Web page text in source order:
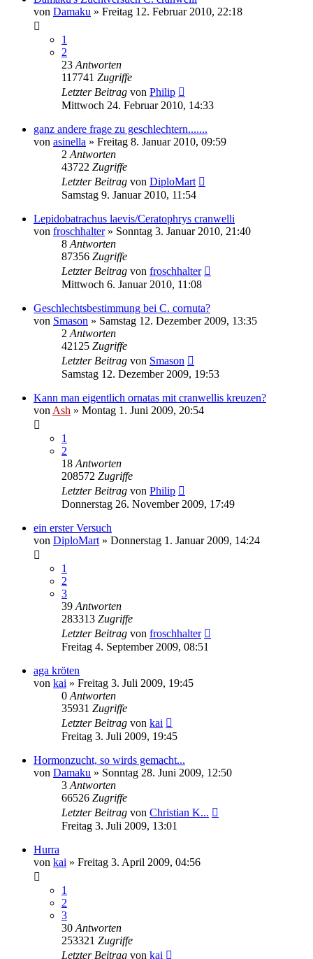
von Damaku » Freitag 12. Februar 2010, 22:18
1
2
23 Antworten
117741 Zugriffe
Letzter Beitrag von Philip
Mittwoch 24. Februar 2010, 14:33
ganz andere frage zu geschlechtern.......
von asinella » Freitag 8. Januar 2010, 09:59
2 Antworten
43722 Zugriffe
Letzter Beitrag von DiploMart
Samstag 9. Januar 2010, 11:54
Lepidobatrachus laevis/Ceratophrys cranwelli
von froschhalter» Sonntag 3. Januar 2010, 21:40
8 Antworten
87356 Zugriffe
Letzter Beitrag von froschhalter
Mittwoch 6. Januar 2010, 11:08
Geschlechtsbestimmung bei C. cornuta?
von Smason » Samstag 12. Dezember 2009, 13:35
2 Antworten
42125 Zugriffe
Letzter Beitrag von Smason
Samstag 12. Dezember 2009, 19:53
Kann man eigentlich ornatas mit cranwellis kreuzen?
von Ash » Montag 1. Juni 2009, 20:54
1
2
18 Antworten
208572 Zugriffe
Letzter Beitrag von Philip
Donnerstag 26. November 2009, 17:49
ein erster Versuch
von DiploMart » Donnerstag 1. Januar 2009, 14:24
1
2
3
39 Antworten
283313 Zugriffe
Letzter Beitrag von froschhalter
Freitag 4. September 2009, 08:51
aga kröten
von kai » Freitag 3. Juli 2009, 19:45
0 Antworten
35931 Zugriffe
Letzter Beitrag von kai
Freitag 3. Juli 2009, 19:45
Hormonzucht, so wirds gemacht...
von Damaku » Sonntag 28. Juni 2009, 12:50
3 Antworten
66526 Zugriffe
Letzter Beitrag von Christian K...
Freitag 3. Juli 2009, 13:01
Hurra
von kai » Freitag 3. April 2009, 04:56
1
2
3
30 Antworten
253321 Zugriffe
Letzter Beitrag von kai